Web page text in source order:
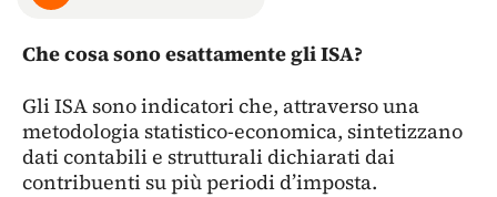
Che cosa sono esattamente gli ISA?
Gli ISA sono indicatori che, attraverso una
metodologia statistico-economica, sintetizzano
dati contabili e strutturali dichiarati dai
contribuenti su più periodi d’imposta.